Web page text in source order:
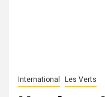
International Les Verts